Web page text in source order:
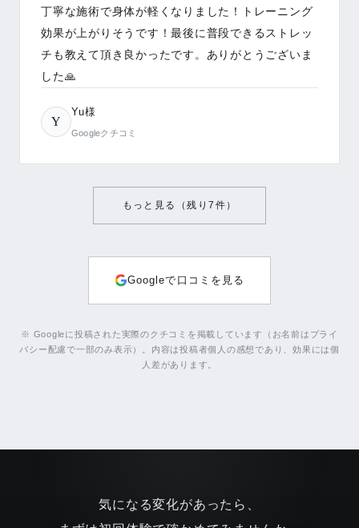
丁寧な施術で身体が軽くなりました！トレーニング
効果が上がりそうです！最後に普段できるストレッ
チも教えて頂き良かったです。ありがとうございま
した🙏
Y
Yu様
Googleクチコミ
もっと見る（残り7 件）
Googleで口コミを見る
※ Googleに投稿された実際のクチコミを掲載しています（お名前はプライ
バシー配慮で一部のみ表示）。内容は投稿者個人の感想であり、効果には個
人差があります。
気になる変化があったら、